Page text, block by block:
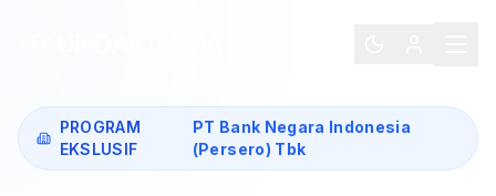
PROGRAM
EKSLUSIF
PT Bank Negara Indonesia
(Persero) Tbk